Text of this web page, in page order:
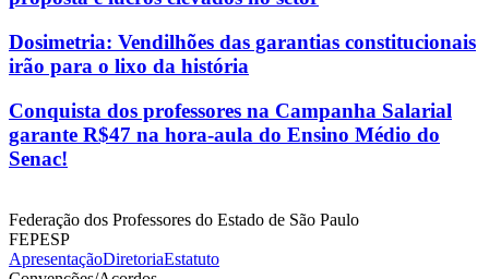
Dosimetria: Vendilhões das garantias constitucionais
irão para o lixo da história
Conquista dos professores na Campanha Salarial
garante R$47 na hora-aula do Ensino Médio do
Senac!
Federação dos Professores do Estado de São Paulo
FEPESP
ApresentaçãoDiretoriaEstatuto